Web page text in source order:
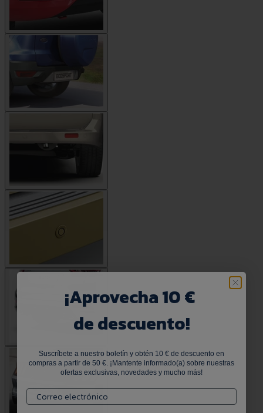
¡Aprovecha 10 €
de descuento!
Suscríbete a nuestro boletín y obtén 10 € de descuento en
compras a partir de 50 €. ¡Mantente informado(a) sobre nuestras
ofertas exclusivas, novedades y mucho más!